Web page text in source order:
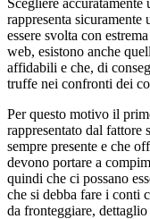
rappresenta sicuramente
essere svolta con
web, esistono anche
affidabili e che, di
truffe nei confronti dei
Per questo motivo il
rappresentato dal fattore
sempre presente e che
devono portare a
quindi che ci possano
che si debba fare i conti
da fronteggiare, dettaglio